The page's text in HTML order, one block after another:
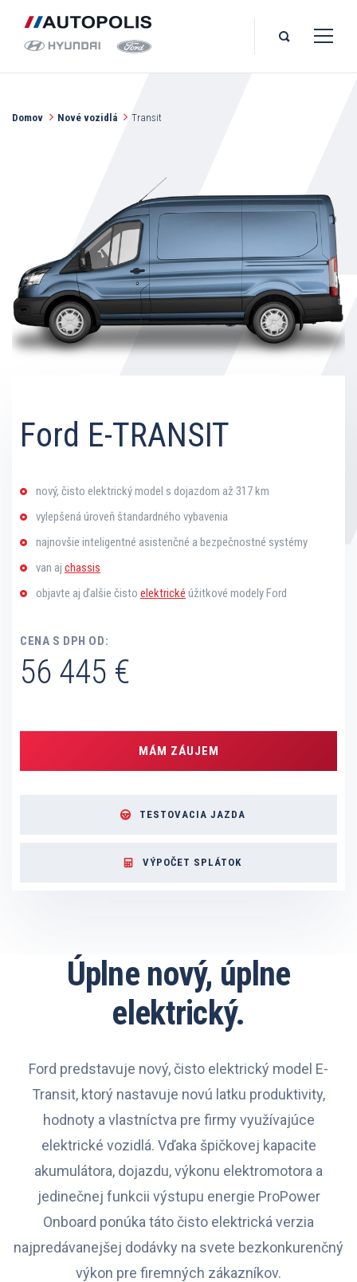
Domov Nové vozidlá Transit
Ford E-TRANSIT
nový, čisto elektrický model s dojazdom až 317 km
vylepšená úroveň štandardného vybavenia
najnovšie inteligentné asistenčné a bezpečnostné systémy
van aj chassis
objavte aj ďalšie čisto elektrické úžitkové modely Ford
CENA S DPH OD:
56 445 €
MÁM ZÁUJEM
TESTOVACIA JAZDA
VÝPOČET SPLÁTOK
Úplne nový, úplne
elektrický.
Ford predstavuje nový, čisto elektrický model E-
Transit, ktorý nastavuje novú latku produktivity,
hodnoty a vlastníctva pre firmy využívajúce
elektrické vozidlá. Vďaka špičkovej kapacite
akumulátora, dojazdu, výkonu elektromotora a
jedinečnej funkcii výstupu energie ProPower
Onboard ponúka táto čisto elektrická verzia
najpredávanejšej dodávky na svete bezkonkurenčný
výkon pre firemných zákazníkov.